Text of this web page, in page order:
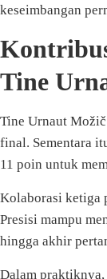
keseimbangan
Tine
Tine Urnaut
final. Sementara
11 poin untuk
Kolaborasi ketiga
Presisi mampu
hingga akhir
Dalam